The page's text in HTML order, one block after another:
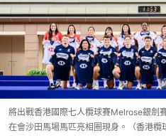
將出戰香港國際七人欖球賽Melrose銀劍
在會沙田馬場馬匹亮相圈現身。（香港欖